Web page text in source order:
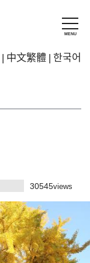
中文繁體 한국어
30545views